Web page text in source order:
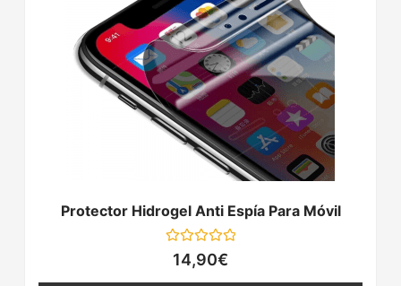
Protector Hidrogel Anti Espía Para Móvil
Valorado
con
14,90€